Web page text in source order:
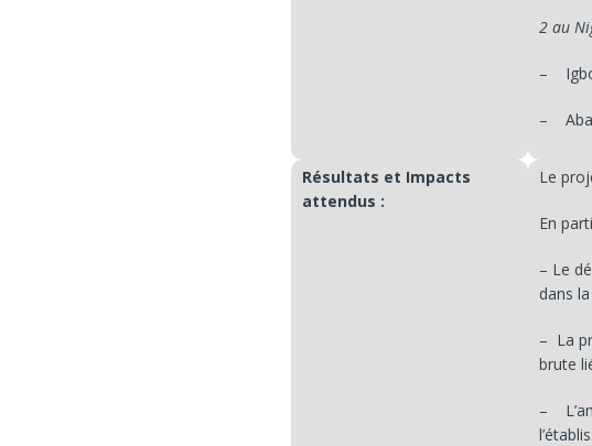
2 au
–
–
Résultats et Impacts
attendus :
Le
En
– Le
dans
– La
brute
–